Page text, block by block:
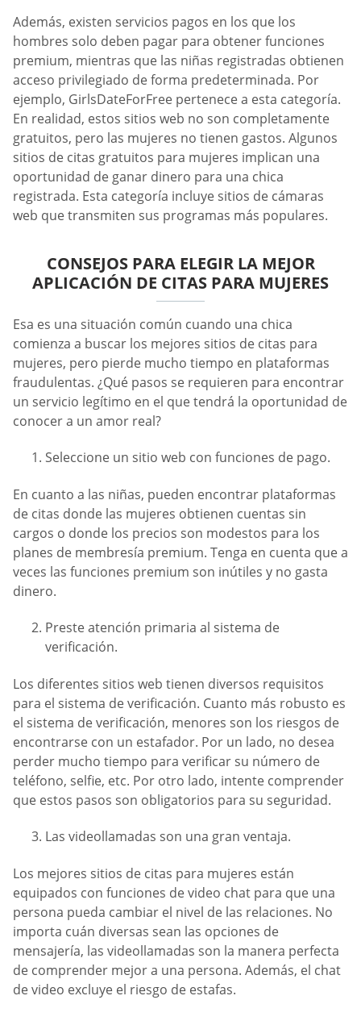
Además, existen servicios pagos en los que los
hombres solo deben pagar para obtener funciones
premium, mientras que las niñas registradas obtienen
acceso privilegiado de forma predeterminada. Por
ejemplo, GirlsDateForFree pertenece a esta categoría.
En realidad, estos sitios web no son completamente
gratuitos, pero las mujeres no tienen gastos. Algunos
sitios de citas gratuitos para mujeres implican una
oportunidad de ganar dinero para una chica
registrada. Esta categoría incluye sitios de cámaras
web que transmiten sus programas más populares.
CONSEJOS PARA ELEGIR LA MEJOR
APLICACIÓN DE CITAS PARA MUJERES
Esa es una situación común cuando una chica
comienza a buscar los mejores sitios de citas para
mujeres, pero pierde mucho tiempo en plataformas
fraudulentas. ¿Qué pasos se requieren para encontrar
un servicio legítimo en el que tendrá la oportunidad de
conocer a un amor real?
Seleccione un sitio web con funciones de pago.
En cuanto a las niñas, pueden encontrar plataformas
de citas donde las mujeres obtienen cuentas sin
cargos o donde los precios son modestos para los
planes de membresía premium. Tenga en cuenta que a
veces las funciones premium son inútiles y no gasta
dinero.
Preste atención primaria al sistema de
verificación.
Los diferentes sitios web tienen diversos requisitos
para el sistema de verificación. Cuanto más robusto es
el sistema de verificación, menores son los riesgos de
encontrarse con un estafador. Por un lado, no desea
perder mucho tiempo para verificar su número de
teléfono, selfie, etc. Por otro lado, intente comprender
que estos pasos son obligatorios para su seguridad.
Las videollamadas son una gran ventaja.
Los mejores sitios de citas para mujeres están
equipados con funciones de video chat para que una
persona pueda cambiar el nivel de las relaciones. No
importa cuán diversas sean las opciones de
mensajería, las videollamadas son la manera perfecta
de comprender mejor a una persona. Además, el chat
de video excluye el riesgo de estafas.